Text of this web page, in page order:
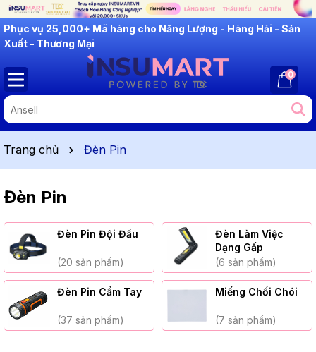
INSUMART: Lắng Nghe - Thấu Hiểu - Cải Tiến
0
Trang chủ Đèn Pin
Đèn Pin
Đèn Pin Đội Đầu
(20 sản phẩm)
Đèn Làm Việc
Dạng Gấp
(6 sản phẩm)
Đèn Pin Cầm Tay
(37 sản phẩm)
Miếng Chối Chói
(7 sản phẩm)